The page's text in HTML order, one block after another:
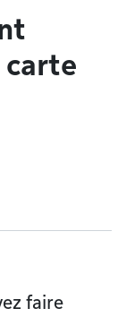
carte
faire